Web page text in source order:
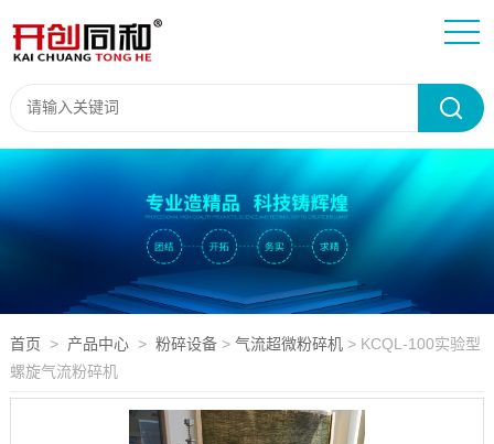
首页 > 产品中心> 粉碎设备> 气流超微粉碎机> KCQL-100实验型
螺旋气流粉碎机